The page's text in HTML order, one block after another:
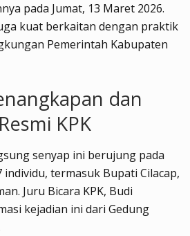
pada Jumat, 13 Maret 2026.
kuat berkaitan dengan praktik
Pemerintah Kabupaten
dan
KPK
senyap ini berujung pada
termasuk Bupati Cilacap,
Juru Bicara KPK, Budi
kejadian ini dari Gedung